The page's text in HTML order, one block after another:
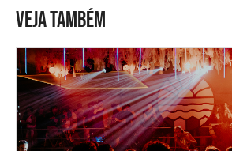
VEJA TAMBÉM